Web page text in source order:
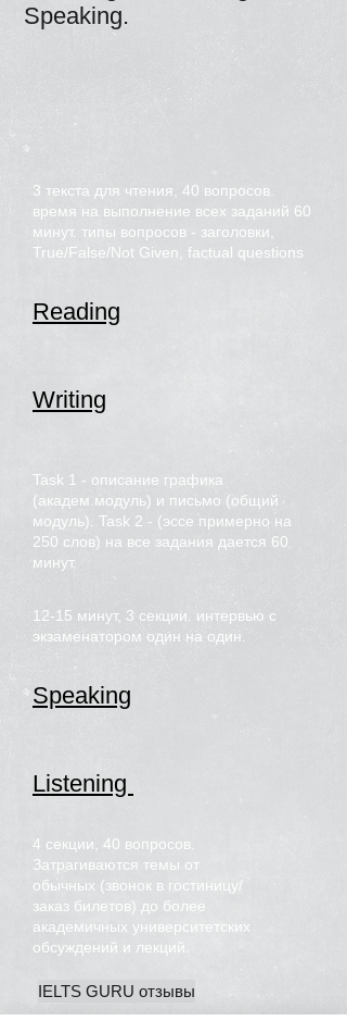
Speaking.
3 текста для чтения, 40 вопросов.
время на выполнение всех заданий 60
минут. типы вопросов - заголовки,
True/False/Not Given, factual questions
Reading
Writing
Task 1 - описание графика
(академ.модуль) и письмо (общий
модуль). Task 2 - (эссе примерно на
250 слов) на все задания дается 60
минут.
12-15 минут, 3 секции. интервью с
экзаменатором один на один.
Speaking
Listening
4 секции, 40 вопросов.
Затрагиваются темы от
обычных (звонок в гостиницу/
заказ билетов) до более
академичных университетских
обсуждений и лекций.
IELTS GURU отзывы